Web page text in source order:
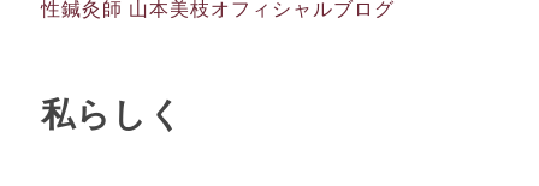
私らしく